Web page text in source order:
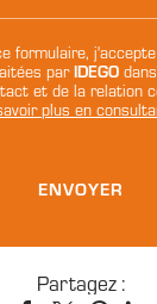
formulaire,
parIDEGO
et de la relation
plus en
Partagez :